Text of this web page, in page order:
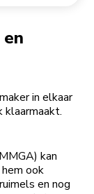
in elkaar
klaarmaakt.
kan
ook
en nog